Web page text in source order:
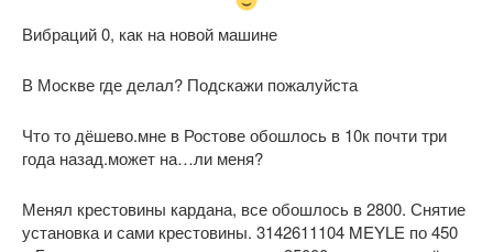
Вибраций 0, как на новой машине
В Москве где делал? Подскажи пожалуйста
Что то дёшево.мне в Ростове обошлось в 10к почти три
года назад.может на…ли меня?
Менял крестовины кардана, все обошлось в 2800. Снятие
установка и сами крестовины. 3142611104 MEYLE по 450